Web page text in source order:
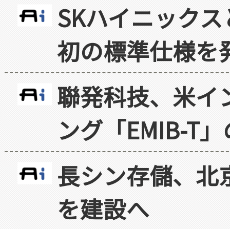
SKハイニック
初の標準仕様を
聯発科技、米イ
ング「EMIB-T
長シン存儲、北
を建設へ